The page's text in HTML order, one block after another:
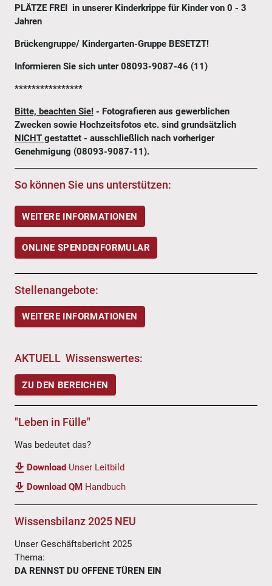
PLÄTZE FREI in unserer Kinderkrippe für Kinder von 0 - 3
Jahren
Brückengruppe/ Kindergarten-Gruppe BESETZT!
Informieren Sie sich unter 08093-9087-46 (11)
****************
Bitte, beachten Sie! - Fotografieren aus gewerblichen
Zwecken sowie Hochzeitsfotos etc. sind grundsätzlich
NICHT gestattet - ausschließlich nach vorheriger
Genehmigung (08093-9087-11).
So können Sie uns unterstützen:
WEITERE INFORMATIONEN
ONLINE SPENDENFORMULAR
Stellenangebote:
WEITERE INFORMATIONEN
AKTUELL Wissenswertes:
ZU DEN BEREICHEN
"Leben in Fülle"
Was bedeutet das?
Download Unser Leitbild
Download QM Handbuch
Wissensbilanz 2025 NEU
Unser Geschäftsbericht 2025
Thema:
DA RENNST DU OFFENE TÜREN EIN